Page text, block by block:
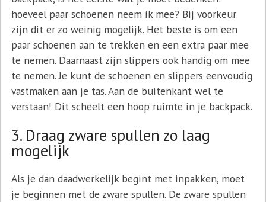
hoeveel paar schoenen neem ik mee? Bij voorkeur
zijn dit er zo weinig mogelijk. Het beste is om een
paar schoenen aan te trekken en een extra paar mee
te nemen. Daarnaast zijn slippers ook handig om mee
te nemen. Je kunt de schoenen en slippers eenvoudig
vastmaken aan je tas. Aan de buitenkant wel te
verstaan! Dit scheelt een hoop ruimte in je backpack.
3. Draag zware spullen zo laag
mogelijk
Als je dan daadwerkelijk begint met inpakken, moet
je beginnen met de zware spullen. De zware spullen